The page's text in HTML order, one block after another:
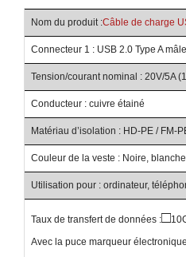
Nom du produit :Câble de charge
Connecteur 1 : USB 2.0 Type A mâle
Tension/courant nominal : 20V/5A
Conducteur : cuivre étainé
Matériau d’isolation : HD-PE / FM-
Couleur de la veste : Noire,
Utilisation pour : ordinateur,
Taux de transfert de données :□
Avec la puce marqueur